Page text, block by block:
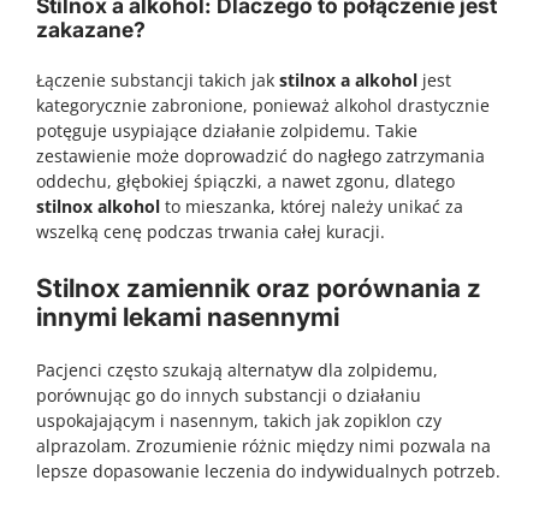
Stilnox a alkohol: Dlaczego to połączenie jest
zakazane?
Łączenie substancji takich jak stilnox a alkohol jest
kategorycznie zabronione, ponieważ alkohol drastycznie
potęguje usypiające działanie zolpidemu. Takie
zestawienie może doprowadzić do nagłego zatrzymania
oddechu, głębokiej śpiączki, a nawet zgonu, dlatego
stilnox alkohol to mieszanka, której należy unikać za
wszelką cenę podczas trwania całej kuracji.
Stilnox zamiennik oraz porównania z
innymi lekami nasennymi
Pacjenci często szukają alternatyw dla zolpidemu,
porównując go do innych substancji o działaniu
uspokajającym i nasennym, takich jak zopiklon czy
alprazolam. Zrozumienie różnic między nimi pozwala na
lepsze dopasowanie leczenia do indywidualnych potrzeb.